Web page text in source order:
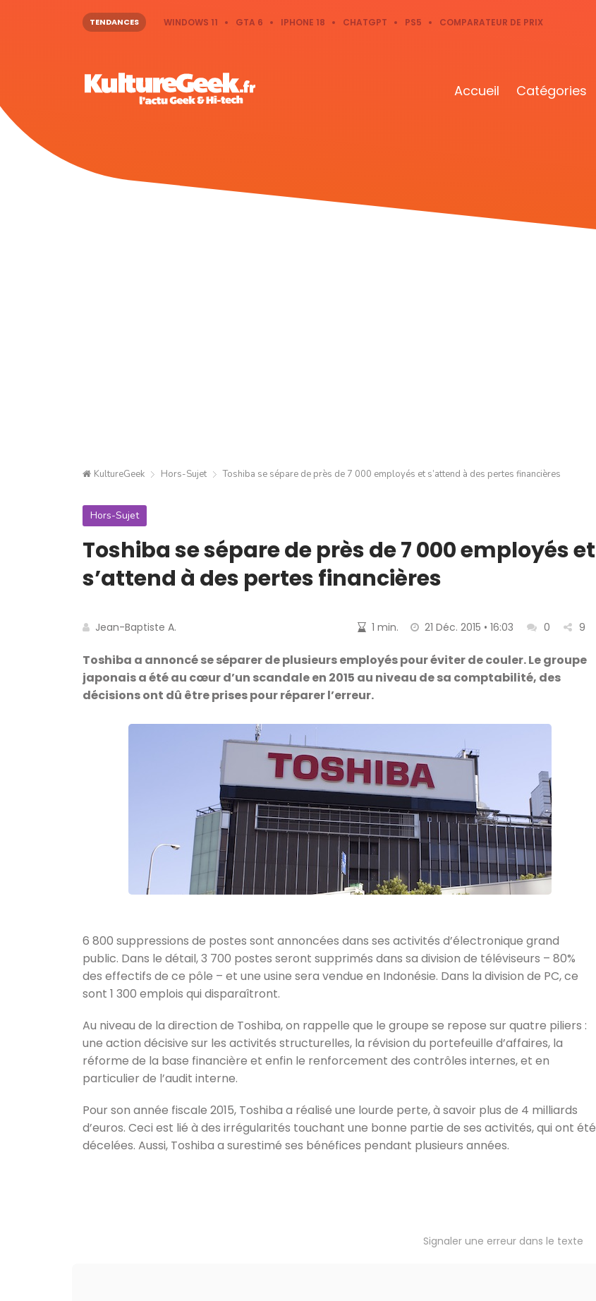
TENDANCES WINDOWS 11 GTA 6 IPHONE 18 CHATGPT PS5 COMPARATEUR DE PRIX
Accueil Catégories
KultureGeek Hors-Sujet Toshiba se sépare de près de 7 000 employés et s’attend à des pertes financières
Hors-Sujet
Toshiba se sépare de près de 7 000 employés et
s’attend à des pertes financières
Jean-Baptiste A. 1 min. 21 Déc. 2015 • 16:03 0 9
Toshiba a annoncé se séparer de plusieurs employés pour éviter de couler. Le groupe
japonais a été au cœur d’un scandale en 2015 au niveau de sa comptabilité, des
décisions ont dû être prises pour réparer l’erreur.
6 800 suppressions de postes sont annoncées dans ses activités d’électronique grand
public. Dans le détail, 3 700 postes seront supprimés dans sa division de téléviseurs – 80%
des effectifs de ce pôle – et une usine sera vendue en Indonésie. Dans la division de PC, ce
sont 1 300 emplois qui disparaîtront.
Au niveau de la direction de Toshiba, on rappelle que le groupe se repose sur quatre piliers :
une action décisive sur les activités structurelles, la révision du portefeuille d’affaires, la
réforme de la base financière et enfin le renforcement des contrôles internes, et en
particulier de l’audit interne.
Pour son année fiscale 2015, Toshiba a réalisé une lourde perte, à savoir plus de 4 milliards
d’euros. Ceci est lié à des irrégularités touchant une bonne partie de ses activités, qui ont été
décelées. Aussi, Toshiba a surestimé ses bénéfices pendant plusieurs années.
Signaler une erreur dans le texte